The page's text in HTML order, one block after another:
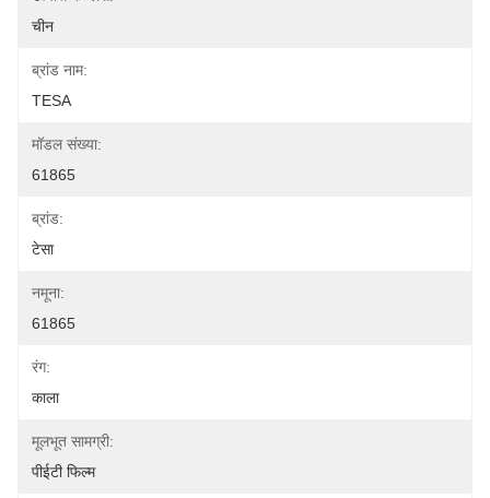
चीन
ब्रांड नाम:
TESA
मॉडल संख्या:
61865
ब्रांड:
टेसा
नमूना:
61865
रंग:
काला
मूलभूत सामग्री:
पीईटी फिल्म